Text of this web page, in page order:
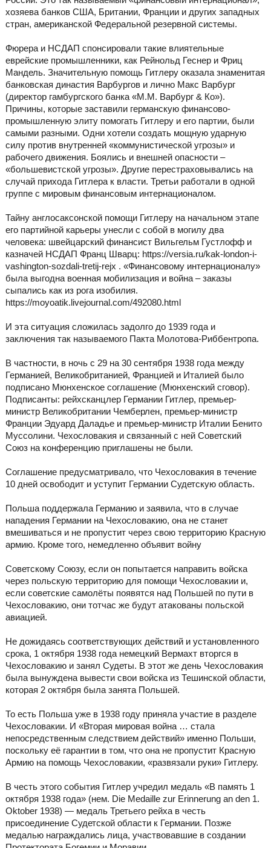
хозяева банков США, Британии, Франции и других западных
стран, американской Федеральной резервной системы.
Фюрера и НСДАП спонсировали такие влиятельные
еврейские промышленники, как Рейнольд Геснер и Фриц
Мандель. Значительную помощь Гитлеру оказала знаменитая
банковская династия Варбургов и лично Макс Варбург
(директор гамбургского банка «М.М. Варбург & Ко»).
Причины, которые заставили германскую финансово-
промышленную элиту помогать Гитлеру и его партии, были
самыми разными. Одни хотели создать мощную ударную
силу против внутренней «коммунистической угрозы» и
рабочего движения. Боялись и внешней опасности –
«большевистской угрозы». Другие перестраховывались на
случай прихода Гитлера к власти. Третьи работали в одной
группе с мировым финансовым интернационалом.
Тайну англосаксонской помощи Гитлеру на начальном этапе
его партийной карьеры унесли с собой в могилу два
человека: швейцарский финансист Вильгельм Густлофф и
казначей НСДАП Франц Шварц: https://versia.ru/kak-london-i-
vashington-sozdali-tretij-rejx . «Финансовому интернационалу»
была выгодна военная мобилизация и война – заказы
сыпались как из рога изобилия.
https://moyoatik.livejournal.com/492080.html
И эта ситуация сложилась задолго до 1939 года и
заключения так называемого Пакта Молотова-Риббентропа.
В частности, в ночь с 29 на 30 сентября 1938 года между
Германией, Великобританией, Францией и Италией было
подписано Мюнхенское соглашение (Мюнхенский сговор).
Подписанты: рейхсканцлер Германии Гитлер, премьер-
министр Великобритании Чемберлен, премьер-министр
Франции Эдуард Даладье и премьер-министр Италии Бенито
Муссолини. Чехословакия и связанный с ней Советский
Союз на конференцию приглашены не были.
Соглашение предусматривало, что Чехословакия в течение
10 дней освободит и уступит Германии Судетскую область.
Польша поддержала Германию и заявила, что в случае
нападения Германии на Чехословакию, она не станет
вмешиваться и не пропустит через свою территорию Красную
армию. Кроме того, немедленно объявит войну
Советскому Союзу, если он попытается направить войска
через польскую территорию для помощи Чехословакии и,
если советские самолёты появятся над Польшей по пути в
Чехословакию, они тотчас же будут атакованы польской
авиацией.
Не дожидаясь соответствующих действий и установленного
срока, 1 октября 1938 года немецкий Вермахт вторгся в
Чехословакию и занял Судеты. В этот же день Чехословакия
была вынуждена вывести свои войска из Тешинской области,
которая 2 октября была занята Польшей.
То есть Польша уже в 1938 году приняла участие в разделе
Чехословакии. И «Вторая мировая война … стала
непосредственным следствием действий» именно Польши,
поскольку её гарантии в том, что она не пропустит Красную
Армию на помощь Чехословакии, «развязали руки» Гитлеру.
В честь этого события Гитлер учредил медаль «В память 1
октября 1938 года» (нем. Die Medaille zur Erinnerung an den 1.
Oktober 1938) — медаль Третьего рейха в честь
присоединение Судетской области к Германии. Позже
медалью награждались лица, участвовавшие в создании